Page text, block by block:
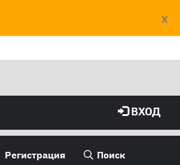
X
ВХОД
Регистрация Поиск